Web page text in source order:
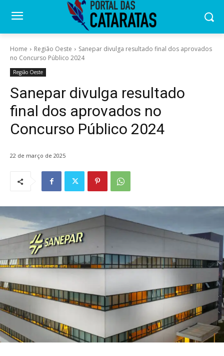
Home Região Oeste
Sanepar divulga resultado final dos aprovados
no Concurso Público 2024
Região Oeste
Sanepar divulga resultado
final dos aprovados no
Concurso Público 2024
22 de março de 2025